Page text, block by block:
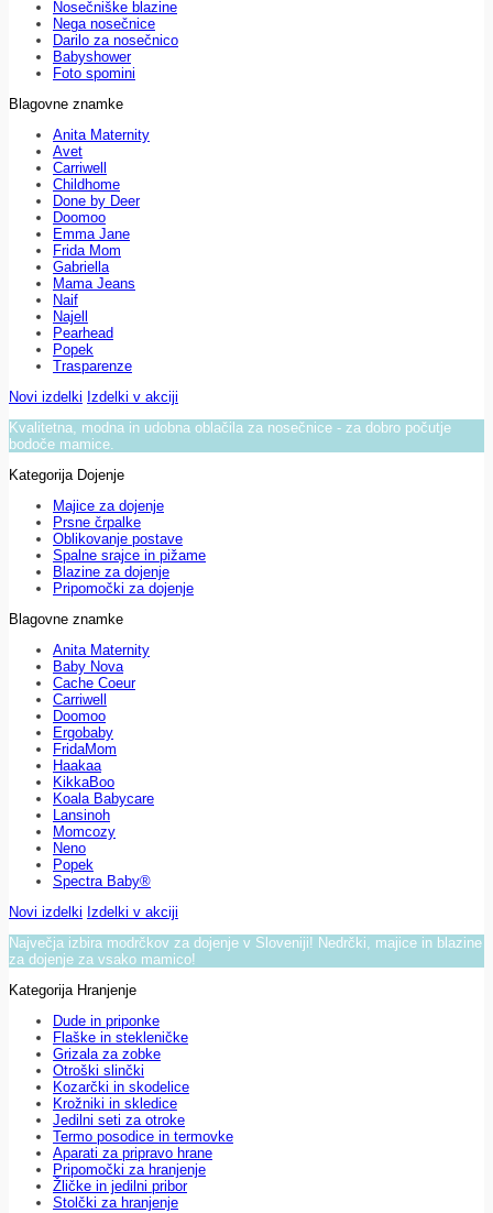
Nosečniške blazine
Nega nosečnice
Darilo za nosečnico
Babyshower
Foto spomini
Blagovne znamke
Anita Maternity
Avet
Carriwell
Childhome
Done by Deer
Doomoo
Emma Jane
Frida Mom
Gabriella
Mama Jeans
Naif
Najell
Pearhead
Popek
Trasparenze
Novi izdelki Izdelki v akciji
Kvalitetna, modna in udobna oblačila za nosečnice - za dobro počutje
bodoče mamice.
Kategorija Dojenje
Majice za dojenje
Prsne črpalke
Oblikovanje postave
Spalne srajce in pižame
Blazine za dojenje
Pripomočki za dojenje
Blagovne znamke
Anita Maternity
Baby Nova
Cache Coeur
Carriwell
Doomoo
Ergobaby
FridaMom
Haakaa
KikkaBoo
Koala Babycare
Lansinoh
Momcozy
Neno
Popek
Spectra Baby®
Novi izdelki Izdelki v akciji
Največja izbira modrčkov za dojenje v Sloveniji! Nedrčki, majice in blazine
za dojenje za vsako mamico!
Kategorija Hranjenje
Dude in priponke
Flaške in stekleničke
Grizala za zobke
Otroški slinčki
Kozarčki in skodelice
Krožniki in skledice
Jedilni seti za otroke
Termo posodice in termovke
Aparati za pripravo hrane
Pripomočki za hranjenje
Žličke in jedilni pribor
Stolčki za hranjenje